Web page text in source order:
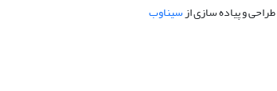
طراحی و پیاده سازی ازسیناوب